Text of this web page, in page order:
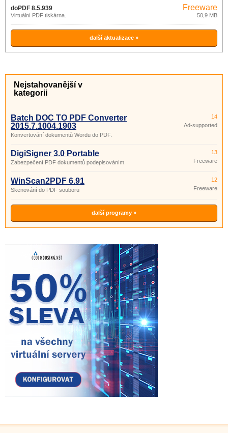
doPDF 8.5.939
Virtuální PDF tiskárna.
Freeware
50,9 MB
další aktualizace »
Nejstahovanější v
kategorii
Batch DOC TO PDF Converter
2015.7.1004.1903
Konvertování dokumentů Wordu do PDF.
14
Ad-supported
DigiSigner 3.0 Portable
Zabezpečení PDF dokumentů podepisováním.
13
Freeware
WinScan2PDF 6.91
Skenování do PDF souboru
12
Freeware
další programy »